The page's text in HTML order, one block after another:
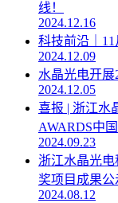
线！
2024.12.16
科技前沿｜
2024.12.09
水晶光电开展
2024.12.05
喜报 | 浙江水
AWARDS中
2024.09.23
浙江水晶光
奖项目成果公
2024.08.12